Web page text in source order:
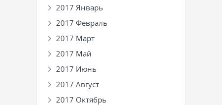
2017 Январь
2017 Февраль
2017 Март
2017 Май
2017 Июнь
2017 Август
2017 Октябрь